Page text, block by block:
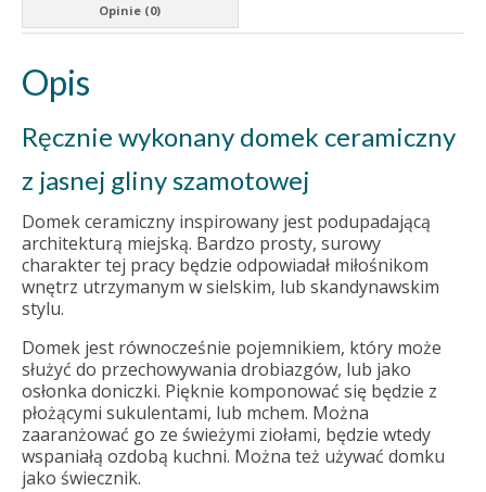
Opinie (0)
Opis
Ręcznie wykonany domek ceramiczny
z jasnej gliny szamotowej
Domek ceramiczny inspirowany jest podupadającą
architekturą miejską. Bardzo prosty, surowy
charakter tej pracy będzie odpowiadał miłośnikom
wnętrz utrzymanym w sielskim, lub skandynawskim
stylu.
Domek jest równocześnie pojemnikiem, który może
służyć do przechowywania drobiazgów, lub jako
osłonka doniczki. Pięknie komponować się będzie z
płożącymi sukulentami, lub mchem. Można
zaaranżować go ze świeżymi ziołami, będzie wtedy
wspaniałą ozdobą kuchni. Można też używać domku
jako świecznik.